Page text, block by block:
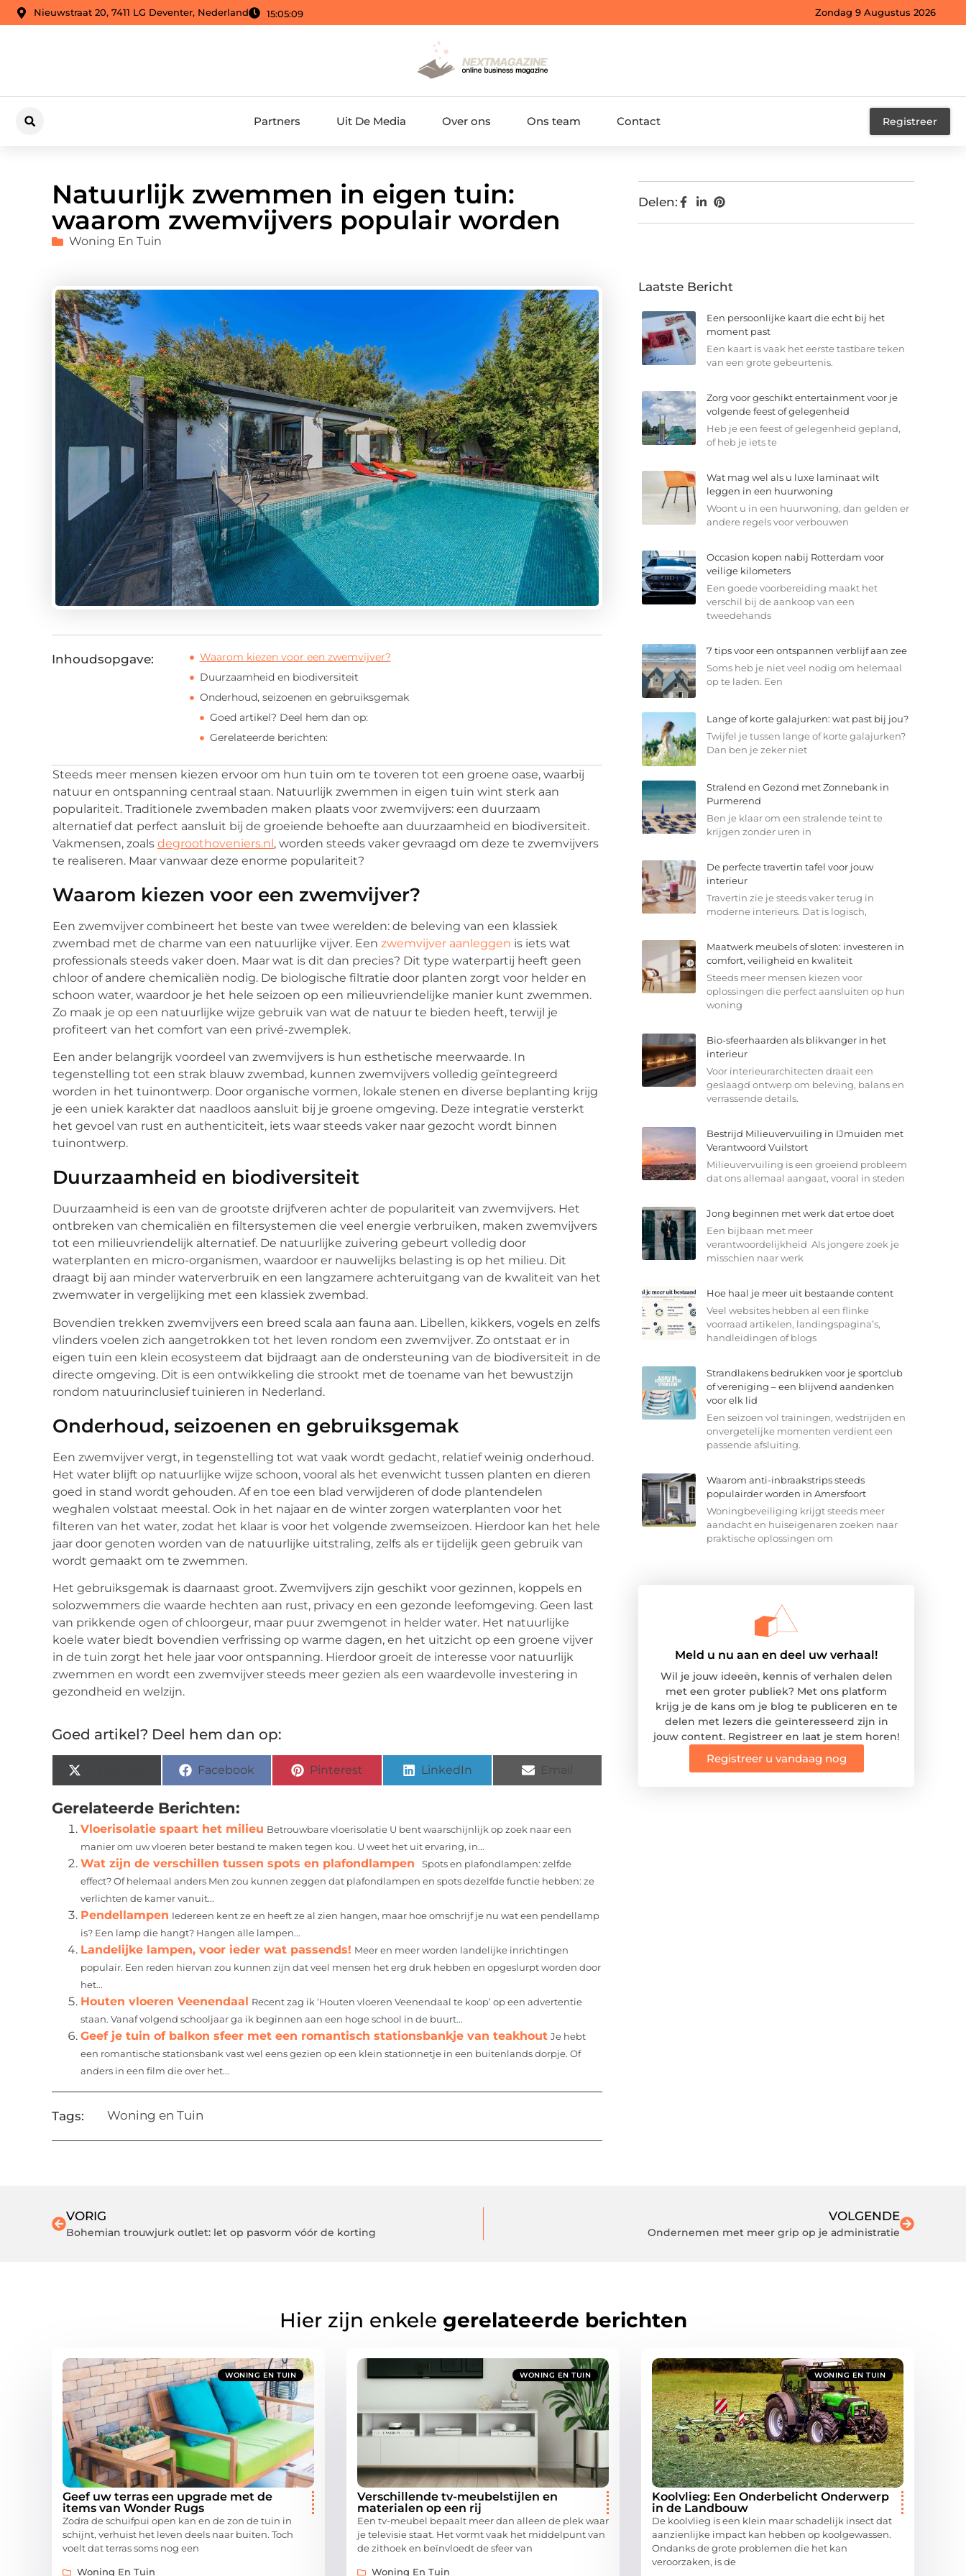
Nieuwstraat 20, 7411 LG Deventer, Nederland 15:05:10 Zondag 9 Augustus 2026
Partners Uit De Media Over ons Ons team Contact Registreer
Natuurlijk zwemmen in eigen tuin:
waarom zwemvijvers populair worden
Woning En Tuin
Inhoudsopgave:
Waarom kiezen voor een zwemvijver?
Duurzaamheid en biodiversiteit
Onderhoud, seizoenen en gebruiksgemak
Goed artikel? Deel hem dan op:
Gerelateerde berichten:
Steeds meer mensen kiezen ervoor om hun tuin om te toveren tot een groene oase, waarbij
natuur en ontspanning centraal staan. Natuurlijk zwemmen in eigen tuin wint sterk aan
populariteit. Traditionele zwembaden maken plaats voor zwemvijvers: een duurzaam
alternatief dat perfect aansluit bij de groeiende behoefte aan duurzaamheid en biodiversiteit.
Vakmensen, zoals degroothoveniers.nl, worden steeds vaker gevraagd om deze te zwemvijvers
te realiseren. Maar vanwaar deze enorme populariteit?
Waarom kiezen voor een zwemvijver?
Een zwemvijver combineert het beste van twee werelden: de beleving van een klassiek
zwembad met de charme van een natuurlijke vijver. Een zwemvijver aanleggen is iets wat
professionals steeds vaker doen. Maar wat is dit dan precies? Dit type waterpartij heeft geen
chloor of andere chemicaliën nodig. De biologische filtratie door planten zorgt voor helder en
schoon water, waardoor je het hele seizoen op een milieuvriendelijke manier kunt zwemmen.
Zo maak je op een natuurlijke wijze gebruik van wat de natuur te bieden heeft, terwijl je
profiteert van het comfort van een privé-zwemplek.
Een ander belangrijk voordeel van zwemvijvers is hun esthetische meerwaarde. In
tegenstelling tot een strak blauw zwembad, kunnen zwemvijvers volledig geïntegreerd
worden in het tuinontwerp. Door organische vormen, lokale stenen en diverse beplanting krijg
je een uniek karakter dat naadloos aansluit bij je groene omgeving. Deze integratie versterkt
het gevoel van rust en authenticiteit, iets waar steeds vaker naar gezocht wordt binnen
tuinontwerp.
Duurzaamheid en biodiversiteit
Duurzaamheid is een van de grootste drijfveren achter de populariteit van zwemvijvers. Het
ontbreken van chemicaliën en filtersystemen die veel energie verbruiken, maken zwemvijvers
tot een milieuvriendelijk alternatief. De natuurlijke zuivering gebeurt volledig door
waterplanten en micro-organismen, waardoor er nauwelijks belasting is op het milieu. Dit
draagt bij aan minder waterverbruik en een langzamere achteruitgang van de kwaliteit van het
zwemwater in vergelijking met een klassiek zwembad.
Bovendien trekken zwemvijvers een breed scala aan fauna aan. Libellen, kikkers, vogels en zelfs
vlinders voelen zich aangetrokken tot het leven rondom een zwemvijver. Zo ontstaat er in
eigen tuin een klein ecosysteem dat bijdraagt aan de ondersteuning van de biodiversiteit in de
directe omgeving. Dit is een ontwikkeling die strookt met de toename van het bewustzijn
rondom natuurinclusief tuinieren in Nederland.
Onderhoud, seizoenen en gebruiksgemak
Een zwemvijver vergt, in tegenstelling tot wat vaak wordt gedacht, relatief weinig onderhoud.
Het water blijft op natuurlijke wijze schoon, vooral als het evenwicht tussen planten en dieren
goed in stand wordt gehouden. Af en toe een blad verwijderen of dode plantendelen
weghalen volstaat meestal. Ook in het najaar en de winter zorgen waterplanten voor het
filteren van het water, zodat het klaar is voor het volgende zwemseizoen. Hierdoor kan het hele
jaar door genoten worden van de natuurlijke uitstraling, zelfs als er tijdelijk geen gebruik van
wordt gemaakt om te zwemmen.
Het gebruiksgemak is daarnaast groot. Zwemvijvers zijn geschikt voor gezinnen, koppels en
solozwemmers die waarde hechten aan rust, privacy en een gezonde leefomgeving. Geen last
van prikkende ogen of chloorgeur, maar puur zwemgenot in helder water. Het natuurlijke
koele water biedt bovendien verfrissing op warme dagen, en het uitzicht op een groene vijver
in de tuin zorgt het hele jaar voor ontspanning. Hierdoor groeit de interesse voor natuurlijk
zwemmen en wordt een zwemvijver steeds meer gezien als een waardevolle investering in
gezondheid en welzijn.
Goed artikel? Deel hem dan op:
Facebook Pinterest LinkedIn
Gerelateerde Berichten:
Vloerisolatie spaart het milieu Betrouwbare vloerisolatie U bent waarschijnlijk op zoek naar een
manier om uw vloeren beter bestand te maken tegen kou. U weet het uit ervaring, in...
Wat zijn de verschillen tussen spots en plafondlampen
Spots en plafondlampen: zelfde
effect? Of helemaal anders Men zou kunnen zeggen dat plafondlampen en spots dezelfde functie hebben: ze
verlichten de kamer vanuit...
Pendellampen Iedereen kent ze en heeft ze al zien hangen, maar hoe omschrijf je nu wat een pendellamp
is? Een lamp die hangt? Hangen alle lampen...
Landelijke lampen, voor ieder wat passends! Meer en meer worden landelijke inrichtingen
populair. Een reden hiervan zou kunnen zijn dat veel mensen het erg druk hebben en opgeslurpt worden door
het...
Houten vloeren Veenendaal Recent zag ik ‘Houten vloeren Veenendaal te koop’ op een advertentie
staan. Vanaf volgend schooljaar ga ik beginnen aan een hoge school in de buurt...
Geef je tuin of balkon sfeer met een romantisch stationsbankje van teakhout Je hebt
een romantische stationsbank vast wel eens gezien op een klein stationnetje in een buitenlands dorpje. Of
anders in een film die over het...
Tags: Woning en Tuin
Delen:
Laatste Bericht
Een persoonlijke kaart die echt bij het
moment past
Een kaart is vaak het eerste tastbare teken
van een grote gebeurtenis.
Zorg voor geschikt entertainment voor je
volgende feest of gelegenheid
Heb je een feest of gelegenheid gepland,
of heb je iets te
Wat mag wel als u luxe laminaat wilt
leggen in een huurwoning
Woont u in een huurwoning, dan gelden er
andere regels voor verbouwen
Occasion kopen nabij Rotterdam voor
veilige kilometers
Een goede voorbereiding maakt het
verschil bij de aankoop van een
tweedehands
7 tips voor een ontspannen verblijf aan zee
Soms heb je niet veel nodig om helemaal
op te laden. Een
Lange of korte galajurken: wat past bij jou?
Twijfel je tussen lange of korte galajurken?
Dan ben je zeker niet
Stralend en Gezond met Zonnebank in
Purmerend
Ben je klaar om een stralende teint te
krijgen zonder uren in
De perfecte travertin tafel voor jouw
interieur
Travertin zie je steeds vaker terug in
moderne interieurs. Dat is logisch,
Maatwerk meubels of sloten: investeren in
comfort, veiligheid en kwaliteit
Steeds meer mensen kiezen voor
oplossingen die perfect aansluiten op hun
woning
Bio-sfeerhaarden als blikvanger in het
interieur
Voor interieurarchitecten draait een
geslaagd ontwerp om beleving, balans en
verrassende details.
Bestrijd Milieuvervuiling in IJmuiden met
Verantwoord Vuilstort
Milieuvervuiling is een groeiend probleem
dat ons allemaal aangaat, vooral in steden
Jong beginnen met werk dat ertoe doet
Een bijbaan met meer
verantwoordelijkheid Als jongere zoek je
misschien naar werk
Hoe haal je meer uit bestaande content
Veel websites hebben al een flinke
voorraad artikelen, landingspagina’s,
handleidingen of blogs
Strandlakens bedrukken voor je sportclub
of vereniging – een blijvend aandenken
voor elk lid
Een seizoen vol trainingen, wedstrijden en
onvergetelijke momenten verdient een
passende afsluiting.
Waarom anti-inbraakstrips steeds
populairder worden in Amersfoort
Woningbeveiliging krijgt steeds meer
aandacht en huiseigenaren zoeken naar
praktische oplossingen om
Meld u nu aan en deel uw verhaal!
Wil je jouw ideeën, kennis of verhalen delen
met een groter publiek? Met ons platform
krijg je de kans om je blog te publiceren en te
delen met lezers die geïnteresseerd zijn in
jouw content. Registreer en laat je stem horen!
Registreer u vandaag nog
VORIG
Bohemian trouwjurk outlet: let op pasvorm vóór de korting
VOLGENDE
Ondernemen met meer grip op je administratie
Hier zijn enkele gerelateerde berichten
WONING EN TUIN
Geef uw terras een upgrade met de
items van Wonder Rugs
Zodra de schuifpui open kan en de zon de tuin in
schijnt, verhuist het leven deels naar buiten. Toch
voelt dat terras soms nog een
Woning En Tuin
WONING EN TUIN
Verschillende tv-meubelstijlen en
materialen op een rij
Een tv-meubel bepaalt meer dan alleen de plek waar
je televisie staat. Het vormt vaak het middelpunt van
de zithoek en beïnvloedt de sfeer van
Woning En Tuin
WONING EN TUIN
Koolvlieg: Een Onderbelicht Onderwerp
in de Landbouw
De koolvlieg is een klein maar schadelijk insect dat
aanzienlijke impact kan hebben op koolgewassen.
Ondanks de grote problemen die het kan
veroorzaken, is de